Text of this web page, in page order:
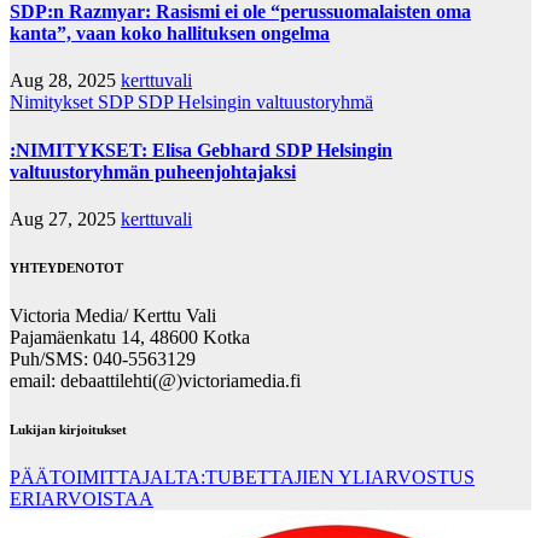
SDP:n Razmyar: Rasismi ei ole “perussuomalaisten oma
kanta”, vaan koko hallituksen ongelma
Aug 28, 2025 kerttuvali
Nimitykset SDP SDP Helsingin valtuustoryhmä
:NIMITYKSET: Elisa Gebhard SDP Helsingin
valtuustoryhmän puheenjohtajaksi
Aug 27, 2025 kerttuvali
YHTEYDENOTOT
Victoria Media/ Kerttu Vali
Pajamäenkatu 14, 48600 Kotka
Puh/SMS: 040-5563129
email: debaattilehti(@)victoriamedia.fi
Lukijan kirjoitukset
PÄÄTOIMITTAJALTA:TUBETTAJIEN YLIARVOSTUS
ERIARVOISTAA